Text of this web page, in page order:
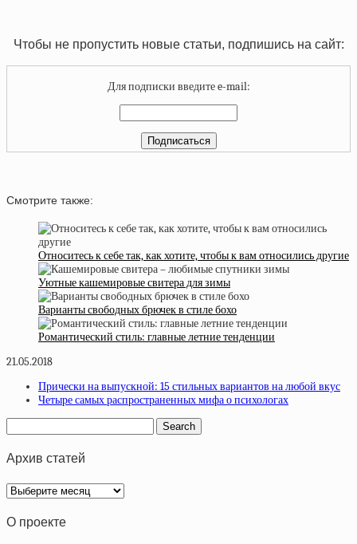
Чтобы не пропустить новые статьи, подпишись на сайт:
Для подписки введите e-mail:
Смотрите также:
Относитесь к себе так, как хотите, чтобы к вам относились другие
Уютные кашемировые свитера для зимы
Варианты свободных брючек в стиле бохо
Романтический стиль: главные летние тенденции
21.05.2018
Прически на выпускной: 15 стильных вариантов на любой вкус
Четыре самых распространенных мифа о психологах
Архив статей
Архив
статей
О проекте